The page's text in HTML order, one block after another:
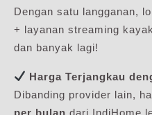
Dengan satu langganan,
+ layanan streaming
dan banyak lagi!
Harga Terjangkau
Dibanding provider lain,
per bulan dari IndiHome